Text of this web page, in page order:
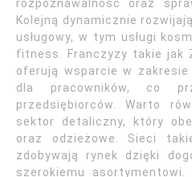
rozpoznawalność oraz
Kolejną dynamicznie
usługowy, w tym usługi
fitness. Franczyzy takie jak
oferują wsparcie w
dla pracowników, co
przedsiębiorców. Warto
sektor detaliczny, który
oraz odzieżowe. Sieci
zdobywają rynek dzięki
szerokiemu